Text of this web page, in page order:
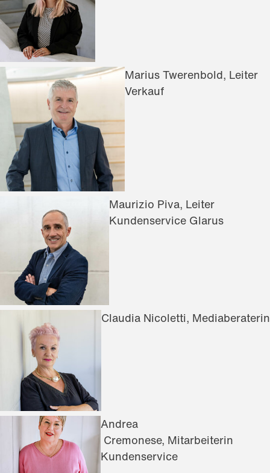
Marius Twerenbold, Leiter
Verkauf
Maurizio Piva, Leiter
Kundenservice Glarus
Claudia Nicoletti, Mediaberaterin
Andrea
Cremonese, Mitarbeiterin
Kundenservice